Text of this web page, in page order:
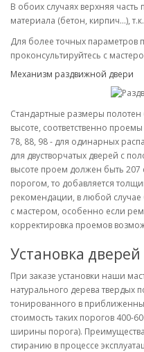
В обоих случаях верхняя
материала (бетон, кирпич...),
Для более точных параметров
проконсультируйтесь с
Механизм раздвижной двери
Стандартные размеры
высоте, соответственно
78, 88, 98 - для одинарных
для двустворчатых дверей с
высоте проем должен быть 207
порогом, то добавляется
рекомендации, в любой
с мастером, особенно если
корректировка проемов
Установка дверей
При заказе установки наши
натурального дерева твердых
тонированного в
стоимость таких порогов 400-
ширины порога). Преимущества
стиранию в процессе